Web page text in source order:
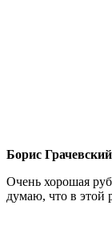
Борис Грачевский
Очень хорошая
думаю, что в этой